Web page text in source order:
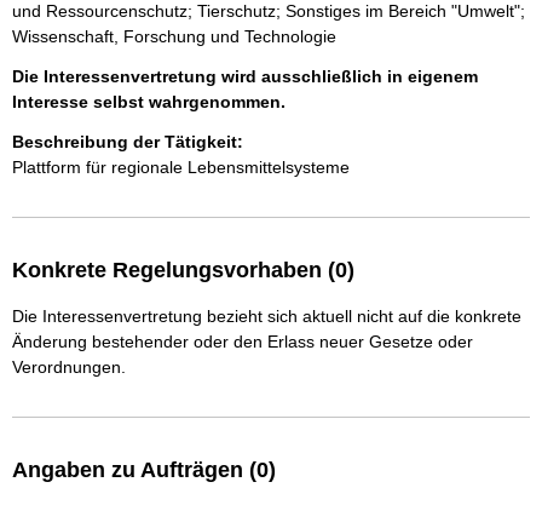
und Ressourcenschutz; Tierschutz; Sonstiges im Bereich "Umwelt";
Wissenschaft, Forschung und Technologie
Die Interessenvertretung wird ausschließlich in eigenem
Interesse selbst wahrgenommen.
Beschreibung der Tätigkeit:
Plattform für regionale Lebensmittelsysteme
Konkrete Regelungsvorhaben (0)
Die Interessenvertretung bezieht sich aktuell nicht auf die konkrete
Änderung bestehender oder den Erlass neuer Gesetze oder
Verordnungen.
Angaben zu Aufträgen (0)